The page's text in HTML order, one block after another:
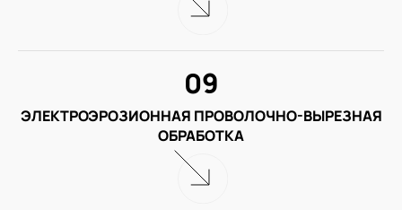
ЭЛЕКТРОЭРОЗИОННАЯ ПРОВОЛОЧНО-ВЫРЕЗНАЯ
ОБРАБОТКА
09